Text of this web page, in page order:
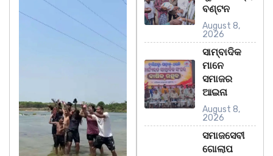
ବଣ୍ଟନ
August 8,
2026
ସାମ୍ବାଦିକ
ମାନେ
ସମାଜର
ଆଇନା
August 8,
2026
ସମାଜସେବୀ
ଗୋଲାପ